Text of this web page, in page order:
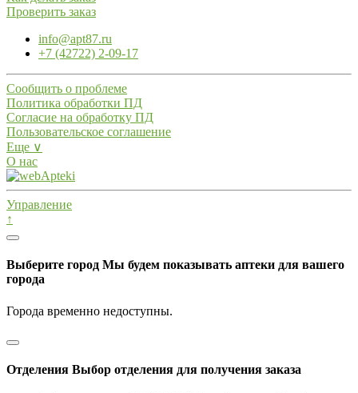
Проверить заказ
info@apt87.ru
+7 (42722) 2-09-17
Сообщить о проблеме
Политика обработки ПД
Согласие на обработку ПД
Пользовательское соглашение
Еще ∨
О нас
Управление
↑
Выберите город Мы будем показывать аптеки для вашего
города
Города временно недоступны.
Отделения Выбор отделения для получения заказа